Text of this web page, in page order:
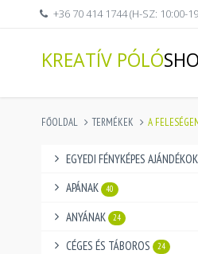
+36 70 414 1744 (H-SZ: 10:00-
KREATÍV PÓLÓ
FŐOLDAL TERMÉKEK A
EGYEDI FÉNYKÉPES AJÁNDÉKOK
APÁNAK 40
ANYÁNAK 24
CÉGES ÉS TÁBOROS 24